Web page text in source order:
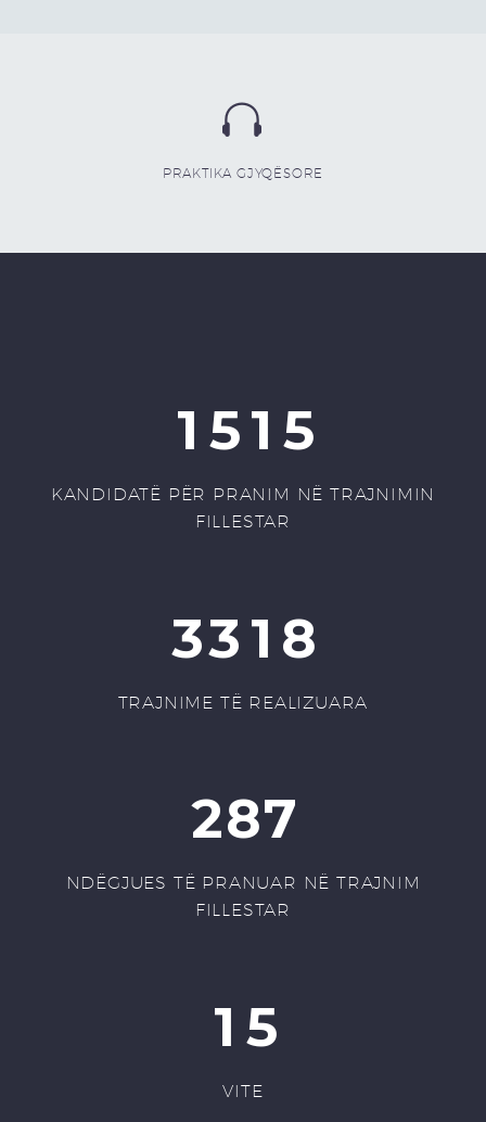


PRAKTIKA GJYQËSORE
1 51 5
KANDIDATË PËR PRANIM NË TRAJNIMIN
FILLESTAR
331 8
TRAJNIME TË REALIZUARA
287
NDËGJUES TË PRANUAR NË TRAJNIM
FILLESTAR
1 5
VITE